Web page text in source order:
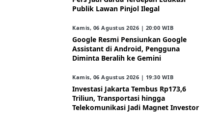
Publik Lawan Pinjol Ilegal
Kamis, 06 Agustus 2026 | 20:00 WIB
Google Resmi Pensiunkan Google
Assistant di Android, Pengguna
Diminta Beralih ke Gemini
Kamis, 06 Agustus 2026 | 19:30 WIB
Investasi Jakarta Tembus Rp173,6
Triliun, Transportasi hingga
Telekomunikasi Jadi Magnet Investor